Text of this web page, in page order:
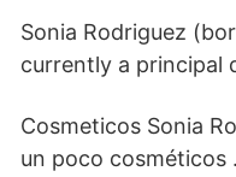
Sonia Rodriguez
currently a principal
Cosmeticos Sonia
un poco cosméticos